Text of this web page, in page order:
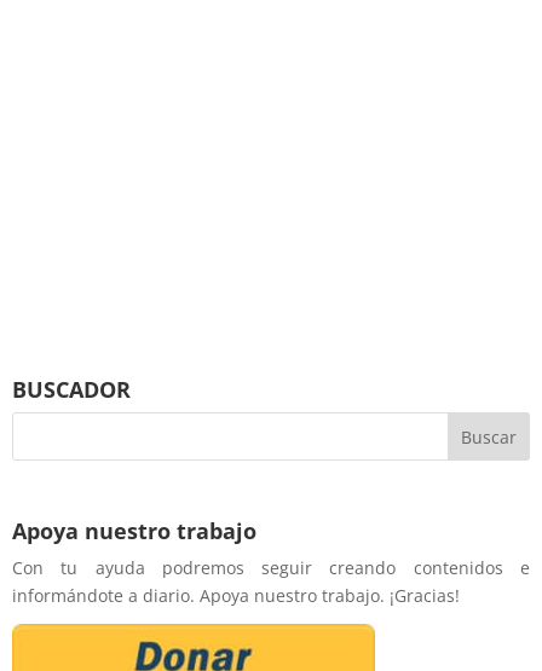
BUSCADOR
Apoya nuestro trabajo
Con tu ayuda podremos seguir creando contenidos e
informándote a diario. Apoya nuestro trabajo. ¡Gracias!